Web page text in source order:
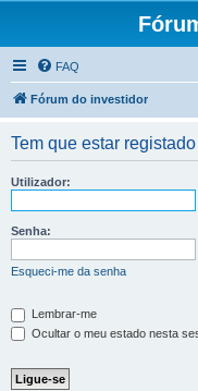
FAQ
Fórum do investidor
Tem que estar
Utilizador:
Senha:
Esqueci-me da senha
Lembrar-me
Ocultar o meu estado nesta